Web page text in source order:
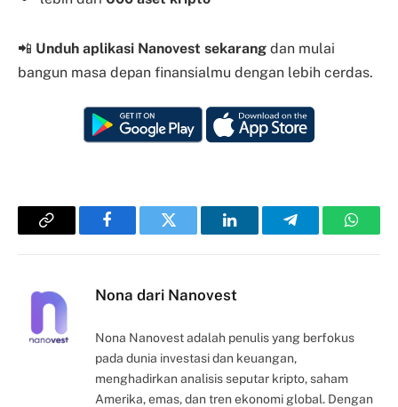
📲 Unduh aplikasi Nanovest sekarang dan mulai
bangun masa depan finansialmu dengan lebih cerdas.
Copy
FacebookTwitter LinkedInTelegram
Nona dari Nanovest
Nona Nanovest adalah penulis yang berfokus
pada dunia investasi dan keuangan,
menghadirkan analisis seputar kripto, saham
Amerika, emas, dan tren ekonomi global. Dengan